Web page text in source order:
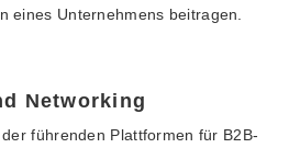
eines Unternehmens beitragen.
Networking
führenden Plattformen für B2B-